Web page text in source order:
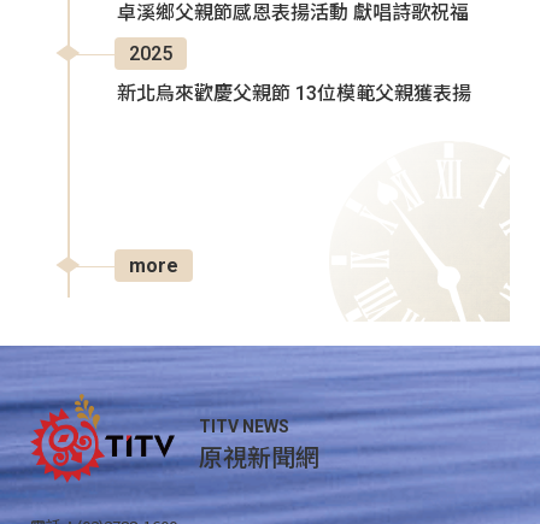
卓溪鄉父親節感恩表揚活動 獻唱詩歌祝福
2025
新北烏來歡慶父親節 13位模範父親獲表揚
more
TITV NEWS
原視新聞網